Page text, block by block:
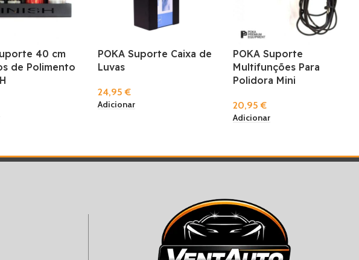
40 cm
de Polimento
POKA Suporte Caixa de
Luvas
24,95€
Adicionar
POKA Suporte
Multifunções Para
Polidora Mini
20,95€
Adicionar